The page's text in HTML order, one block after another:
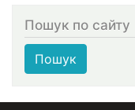
Пошук по сайту
Пошук